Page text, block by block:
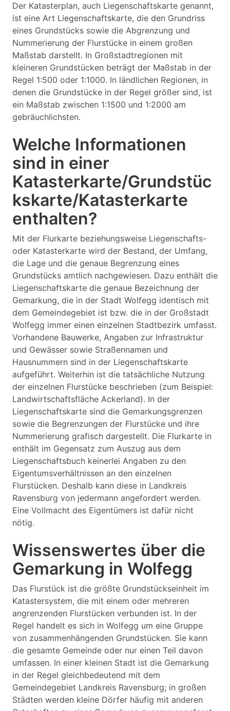
Der Katasterplan, auch Liegenschaftskarte genannt,
ist eine Art Liegenschaftskarte, die den Grundriss
eines Grundstücks sowie die Abgrenzung und
Nummerierung der Flurstücke in einem großen
Maßstab darstellt. In Großstadtregionen mit
kleineren Grundstücken beträgt der Maßstab in der
Regel 1:500 oder 1:1000. In ländlichen Regionen, in
denen die Grundstücke in der Regel größer sind, ist
ein Maßstab zwischen 1:1500 und 1:2000 am
gebräuchlichsten.
Welche Informationen
sind in einer
Katasterkarte/Grundstüc
kskarte/Katasterkarte
enthalten?
Mit der Flurkarte beziehungsweise Liegenschafts-
oder Katasterkarte wird der Bestand, der Umfang,
die Lage und die genaue Begrenzung eines
Grundstücks amtlich nachgewiesen. Dazu enthält die
Liegenschaftskarte die genaue Bezeichnung der
Gemarkung, die in der Stadt Wolfegg identisch mit
dem Gemeindegebiet ist bzw. die in der Großstadt
Wolfegg immer einen einzelnen Stadtbezirk umfasst.
Vorhandene Bauwerke, Angaben zur Infrastruktur
und Gewässer sowie Straßennamen und
Hausnummern sind in der Liegenschaftskarte
aufgeführt. Weiterhin ist die tatsächliche Nutzung
der einzelnen Flurstücke beschrieben (zum Beispiel:
Landwirtschaftsfläche Ackerland). In der
Liegenschaftskarte sind die Gemarkungsgrenzen
sowie die Begrenzungen der Flurstücke und ihre
Nummerierung grafisch dargestellt. Die Flurkarte in
enthält im Gegensatz zum Auszug aus dem
Liegenschaftsbuch keinerlei Angaben zu den
Eigentumsverhältnissen an den einzelnen
Flurstücken. Deshalb kann diese in Landkreis
Ravensburg von jedermann angefordert werden.
Eine Vollmacht des Eigentümers ist dafür nicht
nötig.
Wissenswertes über die
Gemarkung in Wolfegg
Das Flurstück ist die größte Grundstückseinheit im
Katastersystem, die mit einem oder mehreren
angrenzenden Flurstücken verbunden ist. In der
Regel handelt es sich in Wolfegg um eine Gruppe
von zusammenhängenden Grundstücken. Sie kann
die gesamte Gemeinde oder nur einen Teil davon
umfassen. In einer kleinen Stadt ist die Gemarkung
in der Regel gleichbedeutend mit dem
Gemeindegebiet Landkreis Ravensburg; in großen
Städten werden kleine Dörfer häufig mit anderen